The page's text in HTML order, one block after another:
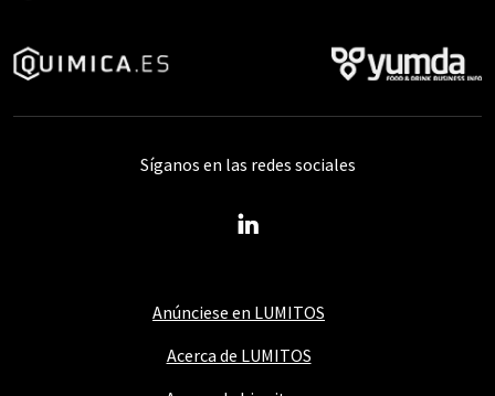
Anúnciese en LUMITOS
Acerca de LUMITOS
Síganos en las redes sociales